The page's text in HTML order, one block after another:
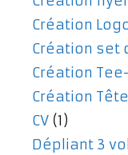
Création
Création set
Création
Création
CV (1)
Dépliant 3